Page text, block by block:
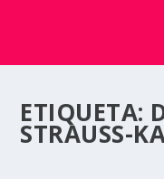
ETIQUETA:
STRAUSS-